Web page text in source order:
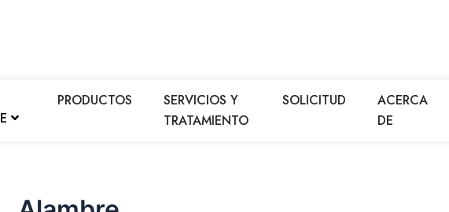
PRODUCTOS
SERVICIOS Y
TRATAMIENTO
SOLICITUD
ACERCA
DE